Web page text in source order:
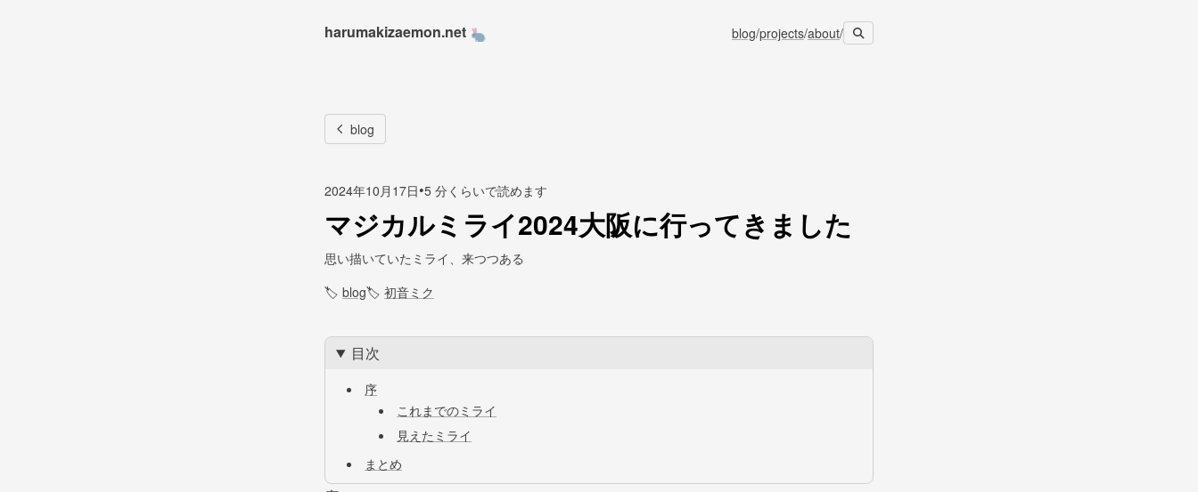
harumakizaemon.net blog/projects/about/
blog
2024年10月17日•5 分くらいで読めます
マジカルミライ2024大阪に行ってきました
思い描いていたミライ、来つつある
🏷 blog🏷 初音ミク
目次
序
これまでのミライ
見えたミライ
まとめ